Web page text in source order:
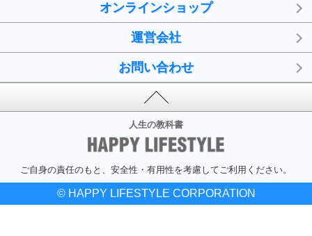
オンラインショップ
運営会社
お問い合わせ
人生の教科書
ご自身の責任のもと、安全性・有用性を考慮してご利用ください。
© HAPPY LIFESTYLE CORPORATION